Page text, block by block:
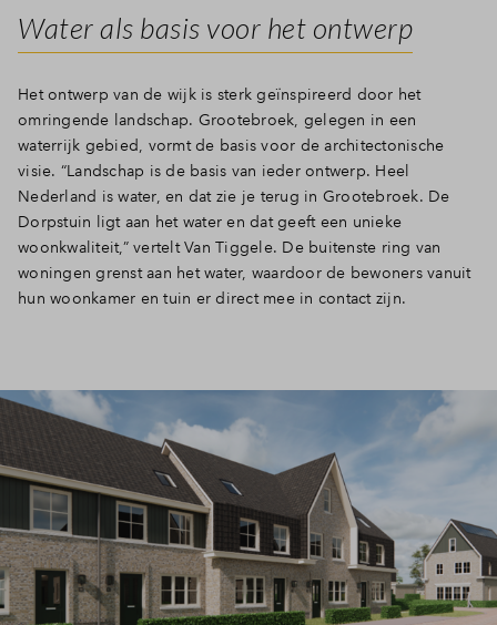
Water als basis voor het ontwerp
Het ontwerp van de wijk is sterk geïnspireerd door het
omringende landschap. Grootebroek, gelegen in een
waterrijk gebied, vormt de basis voor de architectonische
visie. “Landschap is de basis van ieder ontwerp. Heel
Nederland is water, en dat zie je terug in Grootebroek. De
Dorpstuin ligt aan het water en dat geeft een unieke
woonkwaliteit,” vertelt Van Tiggele. De buitenste ring van
woningen grenst aan het water, waardoor de bewoners vanuit
hun woonkamer en tuin er direct mee in contact zijn.